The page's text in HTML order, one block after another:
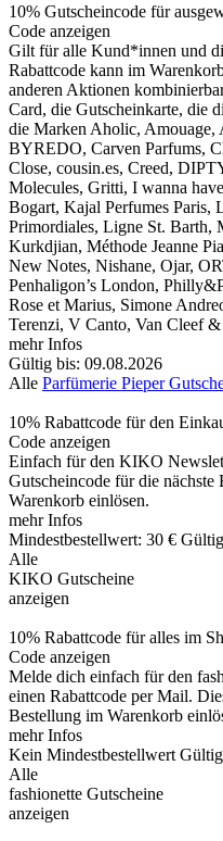
10% Gutscheincode für
Code anzeigen
Gilt für alle Kund*innen und
Rabattcode kann im
anderen Aktionen
Card, die Gutscheinkarte, die
die Marken Aholic,
BYREDO, Carven Parfums,
Close, cousin.es, Creed,
Molecules, Gritti, I wanna
Bogart, Kajal Perfumes
Primordiales, Ligne St. Barth,
Kurkdjian, Méthode Jeanne
New Notes, Nishane, Ojar,
Penhaligon’s London,
Rose et Marius, Simone
Terenzi, V Canto, Van Cleef
mehr Infos
Gültig bis: 09.08.2026
Alle Parfümerie Pieper
10% Rabattcode für den
Code anzeigen
Einfach für den KIKO
Gutscheincode für die
Warenkorb einlösen.
mehr Infos
Mindestbestellwert: 30 €
Alle
KIKO Gutscheine
anzeigen
10% Rabattcode für alles im
Code anzeigen
Melde dich einfach für den
einen Rabattcode per Mail.
Bestellung im Warenkorb
mehr Infos
Kein Mindestbestellwert
Alle
fashionette Gutscheine
anzeigen